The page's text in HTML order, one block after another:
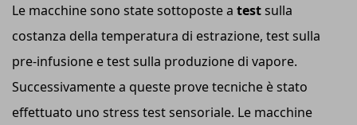
Le macchine sono state sottoposte a testsulla
costanza della temperatura di estrazione, test sulla
pre-infusione e test sulla produzione di vapore.
Successivamente a queste prove tecniche è stato
effettuato uno stress test sensoriale. Le macchine